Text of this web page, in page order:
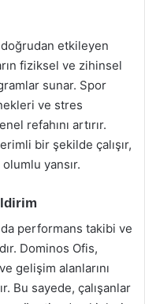
doğrudan etkileyen
fiziksel ve zihinsel
sunar. Spor
ve stres
refahını artırır.
bir şekilde çalışır,
yansır.
performans takibi ve
Dominos Ofis,
gelişim alanlarını
Bu sayede, çalışanlar